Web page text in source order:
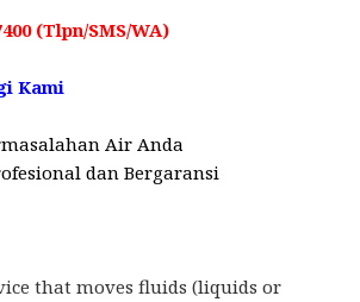
(Tlpn/SMS/WA)
Kami
Air Anda
dan Bergaransi
that moves fluids (liquids or